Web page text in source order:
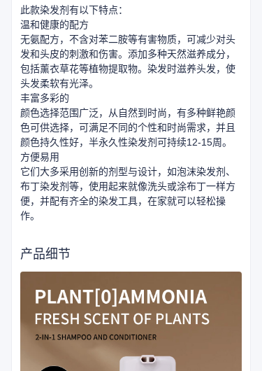
此款染发剂有以下特点：
温和健康的配方
无氨配方，不含对苯二胺等有害物质，可减少对头
发和头皮的刺激和伤害。添加多种天然滋养成分，
包括薰衣草花等植物提取物。染发时滋养头发，使
头发柔软有光泽。
丰富多彩的
颜色选择范围广泛，从自然到时尚，有多种鲜艳颜
色可供选择，可满足不同的个性和时尚需求，并且
颜色持久性好，半永久性染发剂可持续12-15周。
方便易用
它们大多采用创新的剂型与设计，如泡沫染发剂、
布丁染发剂等，使用起来就像洗头或涂布丁一样方
便，并配有齐全的染发工具，在家就可以轻松操
作。
产品细节